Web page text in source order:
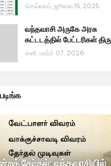
செவ்வாய், ஜூலை 15, 2025
வந்தவாசி அருகே அரசு
கட்டடத்தில் பேட்டரிகள்
சனி, மார்ச் 07, 2026
தேர்தல்: வந்தவாசியில்